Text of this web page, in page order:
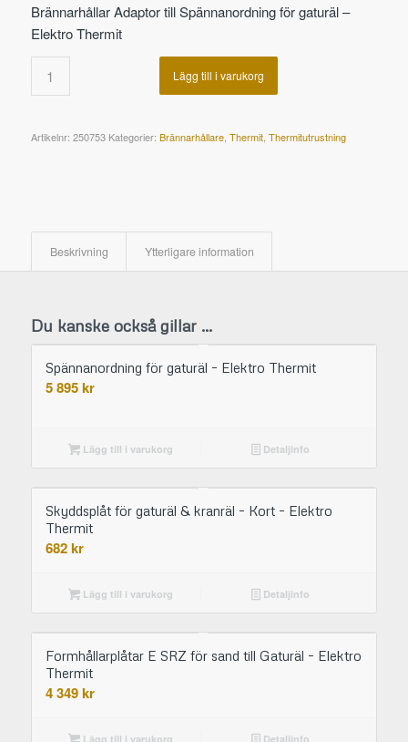
Brännarhållar Adaptor till Spännanordning för gaturäl –
Elektro Thermit
Lägg till i varukorg
Artikelnr: 250753 Kategorier: Brännarhållare, Thermit, Thermitutrustning
Beskrivning Ytterligare information
Du kanske också gillar …
Spännanordning för gaturäl – Elektro Thermit
5 895kr
Lägg till i varukorg Detaljinfo
Skyddsplåt för gaturäl & kranräl – Kort – Elektro
Thermit
682kr
Lägg till i varukorg Detaljinfo
Formhållarplåtar E SRZ för sand till Gaturäl – Elektro
Thermit
4 349kr
Lägg till i varukorg Detaljinfo